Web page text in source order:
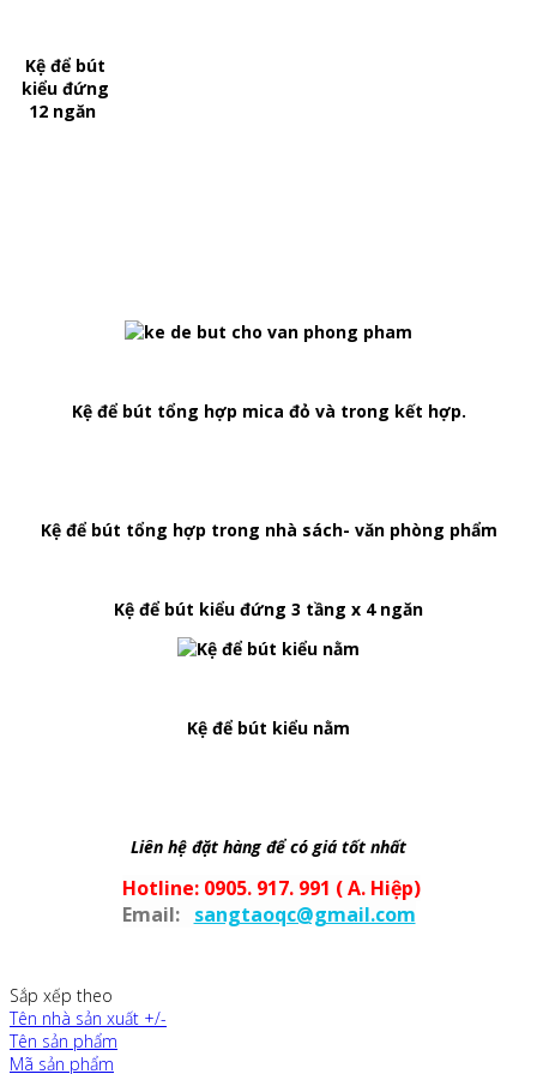
Kệ để bút
kiểu đứng
12 ngăn
Kệ để bút tổng hợp mica đỏ và trong kết hợp.
Kệ để bút tổng hợp trong nhà sách- văn phòng phẩm
Kệ để bút kiểu đứng 3 tầng x 4 ngăn
Kệ để bút kiểu nằm
Liên hệ đặt hàng để có giá tốt nhất
Hotline: 0905. 917. 991 ( A. Hiệp)
Email: sangtaoqc@gmail.com
Sắp xếp theo
Tên nhà sản xuất +/-
Tên sản phẩm
Mã sản phẩm